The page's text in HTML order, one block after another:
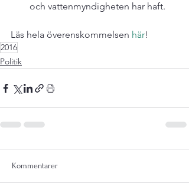
och vattenmyndigheten har haft.
Läs hela överenskommelsen här!
2016
Politik
Kommentarer